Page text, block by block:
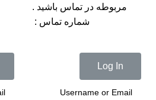
مربوطه در تماس باشید .
شماره تماس :
Log In